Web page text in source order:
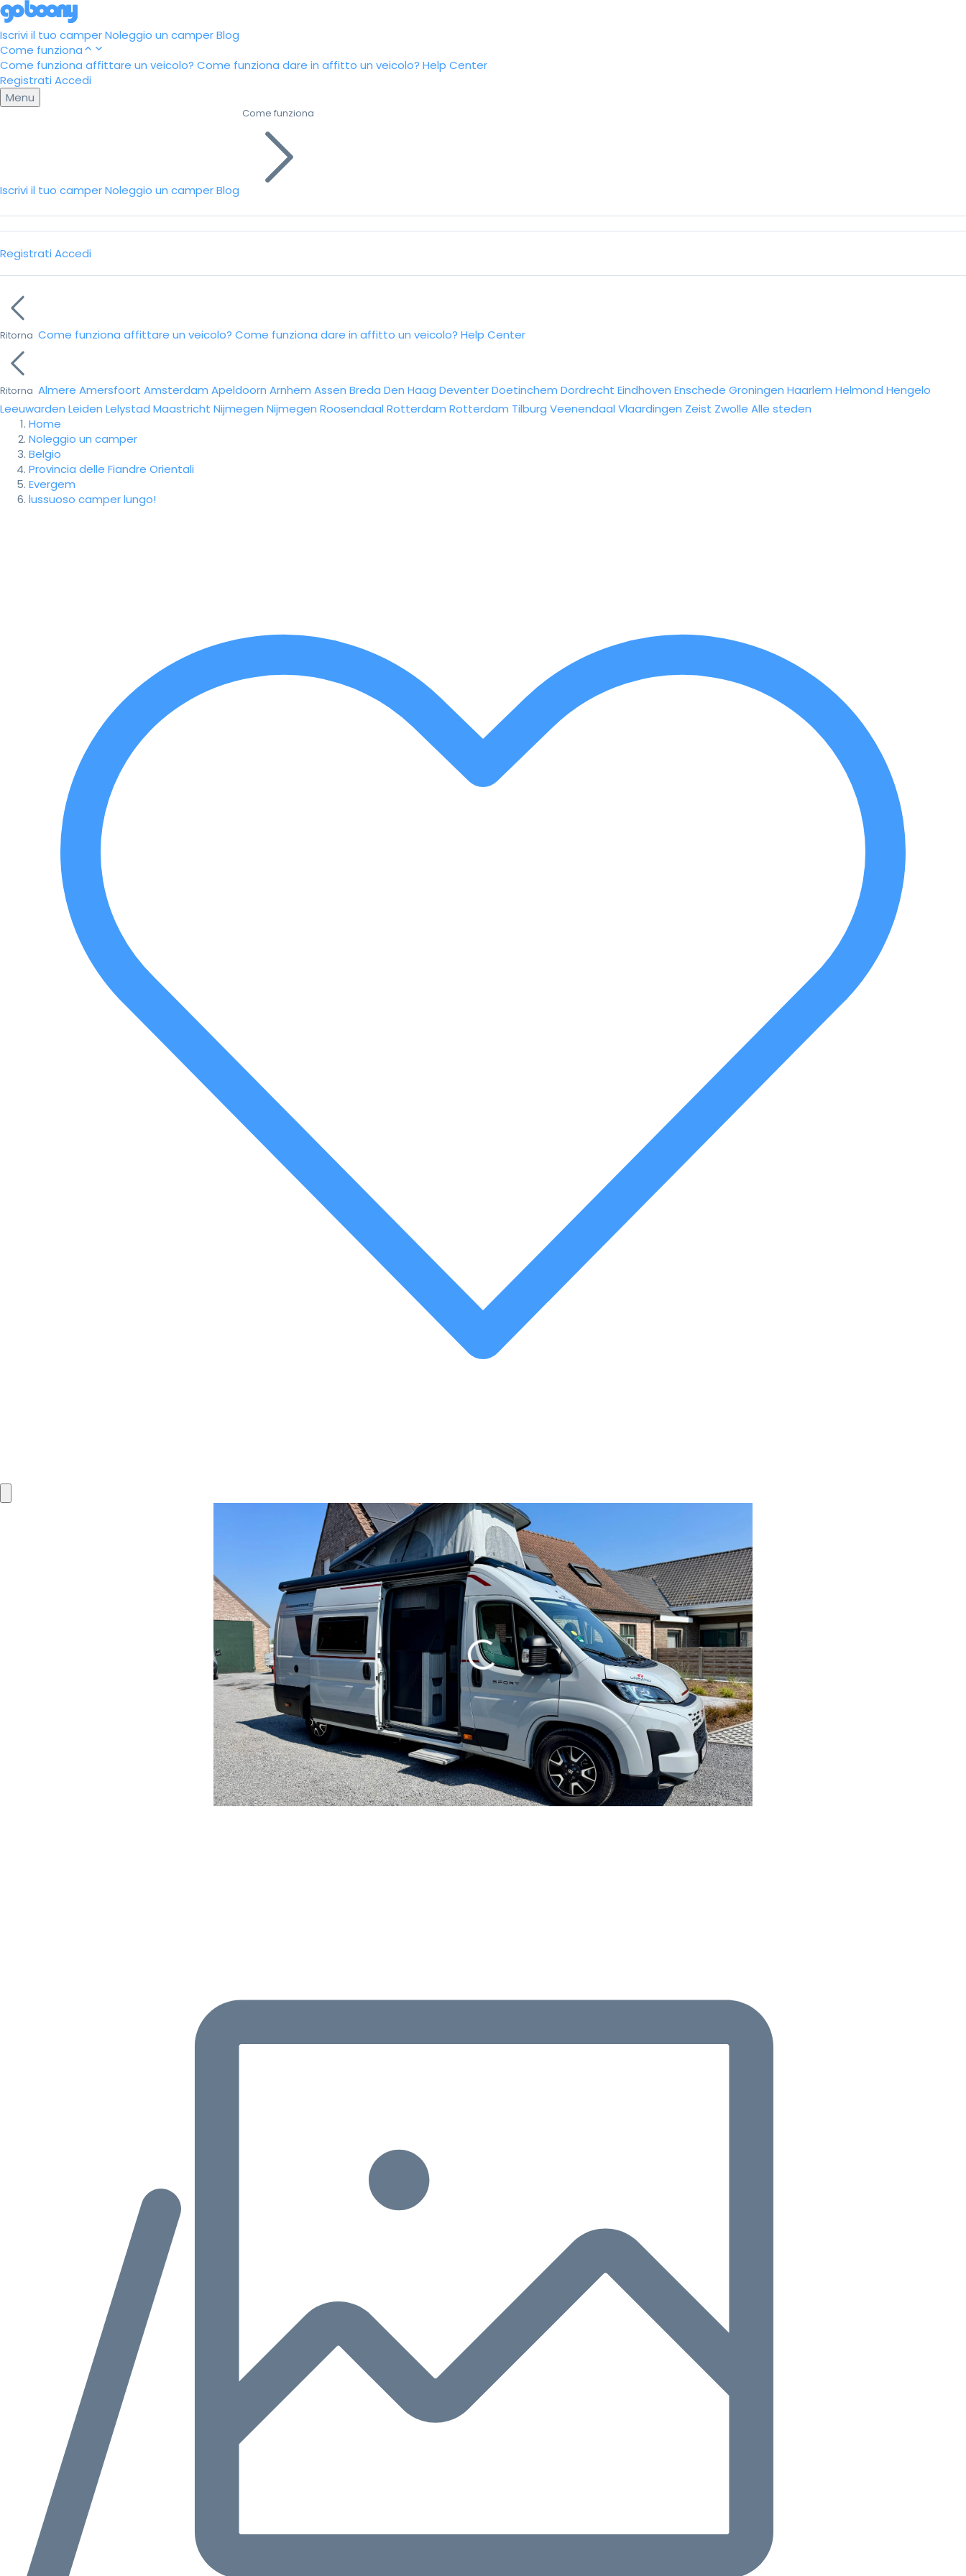
Iscrivi il tuo camperNoleggio un camperBlog
Come funziona
Come funziona affittare un veicolo? Come funziona dare in affitto un veicolo? Help Center
Registrati Accedi
Menu
Iscrivi il tuo camperNoleggio un camperBlog
Come funziona
Registrati Accedi
Ritorna Come funziona affittare un veicolo? Come funziona dare in affitto un veicolo? Help Center
Ritorna Almere Amersfoort Amsterdam Apeldoorn Arnhem Assen Breda Den Haag DeventerDoetinchem Dordrecht Eindhoven Enschede Groningen Haarlem Helmond Hengelo
Leeuwarden Leiden Lelystad Maastricht Nijmegen Nijmegen Roosendaal Rotterdam Rotterdam Tilburg Veenendaal Vlaardingen Zeist Zwolle Alle steden
Home
Noleggio un camper
Belgio
Provincia delle Fiandre Orientali
Evergem
lussuoso camper lungo!